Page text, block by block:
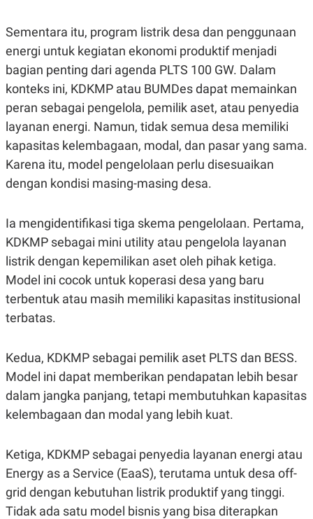
Sementara itu, program listrik desa dan penggunaan
energi untuk kegiatan ekonomi produktif menjadi
bagian penting dari agenda PLTS 100 GW. Dalam
konteks ini, KDKMP atau BUMDes dapat memainkan
peran sebagai pengelola, pemilik aset, atau penyedia
layanan energi. Namun, tidak semua desa memiliki
kapasitas kelembagaan, modal, dan pasar yang sama.
Karena itu, model pengelolaan perlu disesuaikan
dengan kondisi masing-masing desa.
Ia mengidentifikasi tiga skema pengelolaan. Pertama,
KDKMP sebagai mini utility atau pengelola layanan
listrik dengan kepemilikan aset oleh pihak ketiga.
Model ini cocok untuk koperasi desa yang baru
terbentuk atau masih memiliki kapasitas institusional
terbatas.
Kedua, KDKMP sebagai pemilik aset PLTS dan BESS.
Model ini dapat memberikan pendapatan lebih besar
dalam jangka panjang, tetapi membutuhkan kapasitas
kelembagaan dan modal yang lebih kuat.
Ketiga, KDKMP sebagai penyedia layanan energi atau
Energy as a Service (EaaS), terutama untuk desa off-
grid dengan kebutuhan listrik produktif yang tinggi.
Tidak ada satu model bisnis yang bisa diterapkan